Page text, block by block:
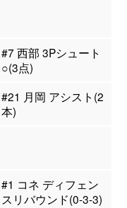
#7 西部 3Pシュート
○(3点)
#21 月岡 アシスト(2
本)
#1 コネ ディフェン
スリバウンド(0-3-3)